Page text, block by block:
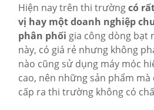
Hiện nay trên thi trườngcó
vị hay một doanh nghiệp
phân phối gia công dòng bạt
này, có giá rẻ nhưng không
nào cũng sử dụng máy móc
cao, nên những sản phẩm mà
cấp ra thi trường không có